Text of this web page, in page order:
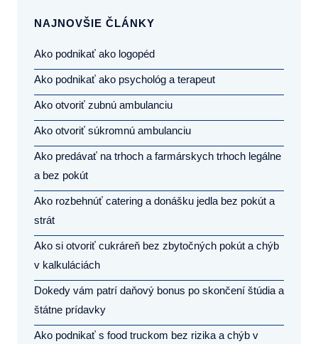
NAJNOVŠIE ČLÁNKY
Ako podnikať ako logopéd
Ako podnikať ako psychológ a terapeut
Ako otvoriť zubnú ambulanciu
Ako otvoriť súkromnú ambulanciu
Ako predávať na trhoch a farmárskych trhoch legálne
a bez pokút
Ako rozbehnúť catering a donášku jedla bez pokút a
strát
Ako si otvoriť cukráreň bez zbytočných pokút a chýb
v kalkuláciách
Dokedy vám patrí daňový bonus po skončení štúdia a
štátne prídavky
Ako podnikať s food truckom bez rizika a chýb v